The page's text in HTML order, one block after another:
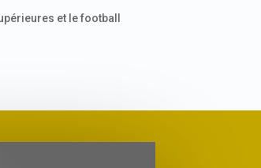
et le football